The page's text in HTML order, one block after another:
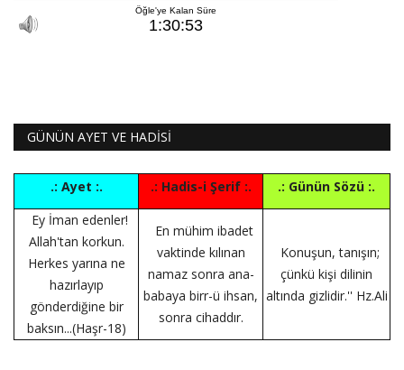
GÜNÜN AYET VE HADİSİ
.: Ayet :. .: Hadis-i Şerif :.
.: Günün Sözü :.
Ey İman edenler!
Allah'tan korkun.
Herkes yarına ne
hazırlayıp
gönderdiğine bir
baksın...(Haşr-18)
En mühim ibadet
vaktinde kılınan
namaz sonra ana-
babaya birr-ü ihsan,
sonra cihaddır.
Konuşun, tanışın;
çünkü kişi dilinin
altında gizlidir.'' Hz.Ali